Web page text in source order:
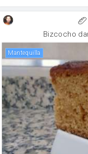
Bizcocho
mantequilla